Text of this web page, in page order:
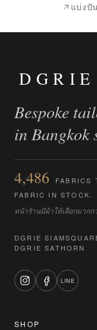
แบ่งปั
DGRIE
Bespoke
in Bangkok
4,486
FABRICS
FABRIC IN STOCK.
หน้าร้านมีผ้าให้เลือกมากก
DGRIE
DGRIE SATHORN
LINE
SHOP